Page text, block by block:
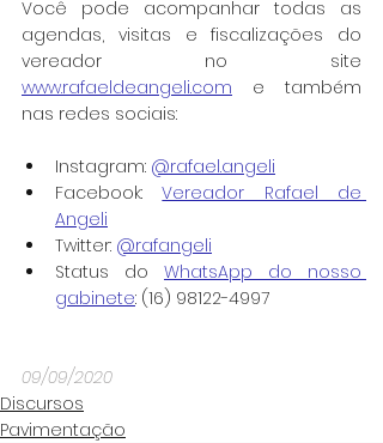
Você pode acompanhar todas as
agendas, visitas e fiscalizações do
www.rafaeldeangeli.com e também
nas redes sociais:
Instagram: @rafael.angeli
Facebook: Vereador Rafael de
Angeli
Twitter: @rafangeli
Status do WhatsApp do nosso
gabinete: (16) 98122-4997
09/09/2020
Discursos
Pavimentação